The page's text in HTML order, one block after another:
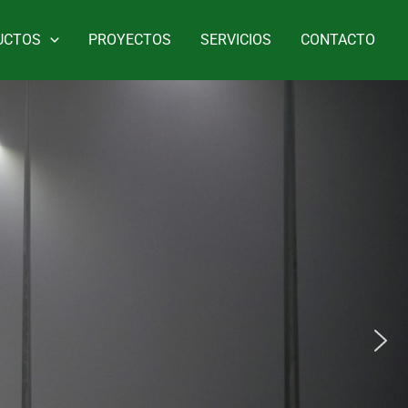
PROYECTOS SERVICIOS CONTACTO